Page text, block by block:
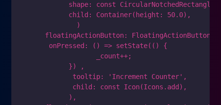
shape: const
            child: Container(height: 50.0),
              )
      floatingActionButton: FloatingActionButton(
       onPressed: () => setState(() {
                   _count++;
            }) ,
             tooltip: 'Increment Counter',
             child: const Icon(Icons.add),
            ),